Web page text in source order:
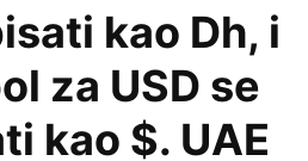
kao Dh, i
za USD se
kao $. UAE